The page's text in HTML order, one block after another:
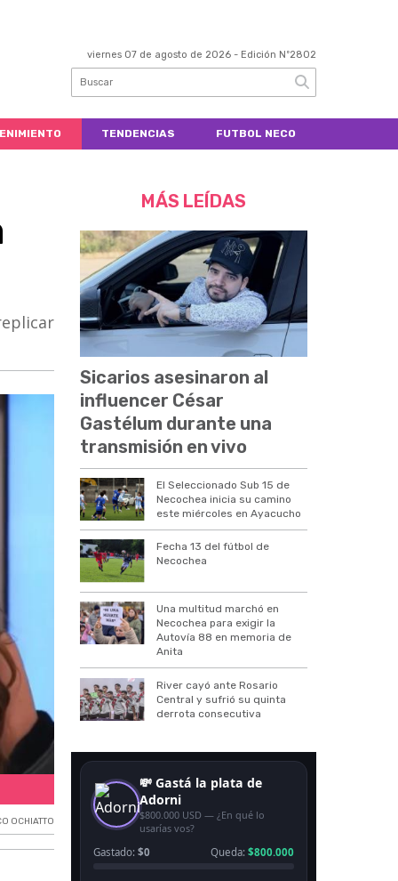
viernes 07 de agosto de 2026 - Edición Nº2802
TENDENCIAS FUTBOL NECO
Flor Peña le pide una millonaria cifra a Nico Ochiatto.
OCHIATTO
MÁS LEÍDAS
Sicarios asesinaron al
influencer César
Gastélum durante una
transmisión en vivo
El Seleccionado Sub 15 de
Necochea inicia su camino
este miércoles en Ayacucho
Fecha 13 del fútbol de
Necochea
Una multitud marchó en
Necochea para exigir la
Autovía 88 en memoria de
Anita
River cayó ante Rosario
Central y sufrió su quinta
derrota consecutiva